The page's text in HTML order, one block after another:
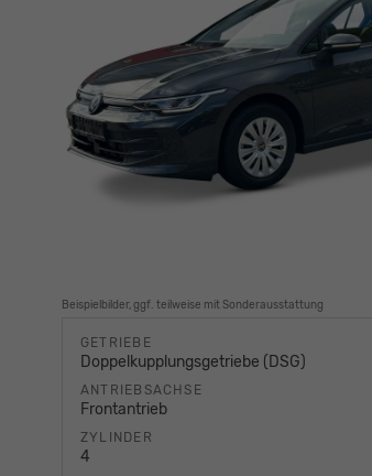
Beispielbilder, ggf. teilweise mit Sonderausstattung
GETRIEBE
Doppelkupplungsgetriebe (DSG)
ANTRIEBSACHSE
Frontantrieb
ZYLINDER
4